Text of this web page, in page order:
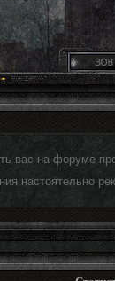
вас на форуме
настоятельно